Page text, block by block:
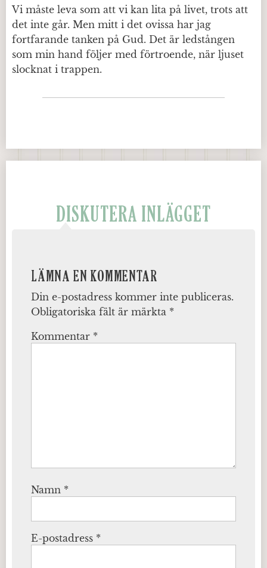
Vi måste leva som att vi kan lita på livet, trots att
det inte går. Men mitt i det ovissa har jag
fortfarande tanken på Gud. Det är ledstången
som min hand följer med förtroende, när ljuset
slocknat i trappen.
DISKUTERA INLÄGGET
LÄMNA EN KOMMENTAR
Din e-postadress kommer inte publiceras.
Obligatoriska fält är märkta *
Kommentar *
Namn *
E-postadress *